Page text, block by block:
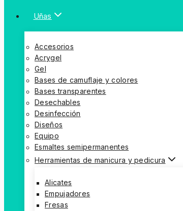
Uñas
Accesorios
Acrygel
Gel
Bases de camuflaje y colores
Bases transparentes
Desechables
Desinfección
Diseños
Equipo
Esmaltes semipermanentes
Herramientas de manicura y pedicura
Alicates
Empujadores
Fresas